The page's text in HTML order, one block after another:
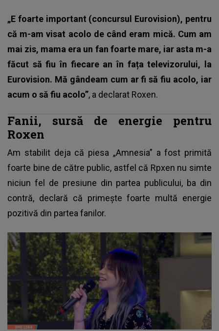
„E foarte important (concursul Eurovision), pentru
că m-am visat acolo de când eram mică. Cum am
mai zis, mama era un fan foarte mare, iar asta m-a
făcut să fiu în fiecare an în fața televizorului, la
Eurovision. Mă gândeam cum ar fi să fiu acolo, iar
acum o să fiu acolo”, a declarat Roxen.
Fanii, sursă de energie pentru
Roxen
Am stabilit deja că piesa „Amnesia” a fost primită
foarte bine de către public, astfel că Rpxen nu simte
niciun fel de presiune din partea publicului, ba din
contră, declară că primește foarte multă energie
pozitivă din partea fanilor.